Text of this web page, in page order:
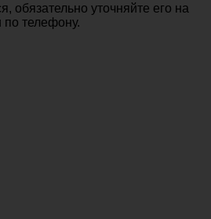
обязательно уточняйте его на
телефону.